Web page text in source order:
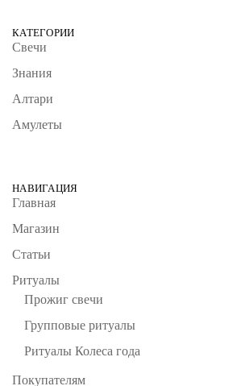
КАТЕГОРИИ
Свечи
Знания
Алтари
Амулеты
НАВИГАЦИЯ
Главная
Магазин
Статьи
Ритуалы
Прожиг свечи
Групповые ритуалы
Ритуалы Колеса года
Покупателям